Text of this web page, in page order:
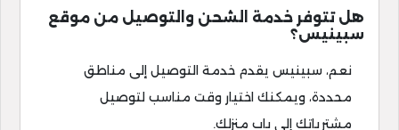
هل تتوفر خدمة الشحن والتوصيل من موقع
سبينيس؟
نعم، سبينيس يقدم خدمة التوصيل إلى مناطق
محددة، ويمكنك اختيار وقت مناسب لتوصيل
مشترياتك إلى باب منزلك.